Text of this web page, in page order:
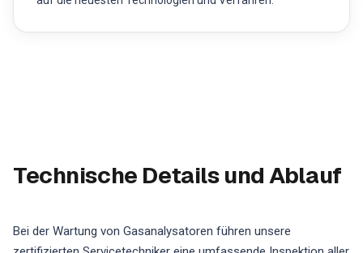
Technische Details und Ablauf
Bei der Wartung von Gasanalysatoren führen unsere